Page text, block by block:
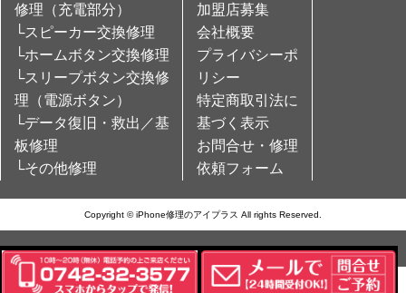
修理（充電部分）
└スピーカー交換修理
└ホームボタン交換修理
└スリープボタン交換修
理（電源ボタン）
└データ復旧・救出／基
板修理
└その他修理
加盟店募集
会社概要
プライバシーポ
リシー
特定商取引法に
基づく表示
お問合せ・修理
依頼フォーム
Copyright © iPhone修理のアイプラス All rights Reserved.